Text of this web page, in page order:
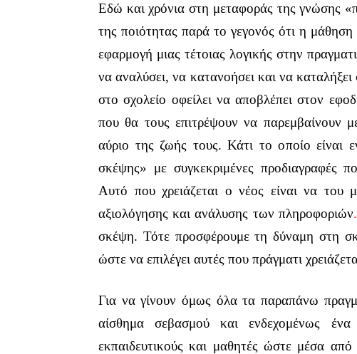
Εδώ και χρόνια στη μεταφοράς της γνώσης
της ποιότητας παρά το γεγονός ότι η
εφαρμογή μιας τέτοιας λογικής στην
να αναλύσει, να κατανοήσει και να
στο σχολείο οφείλει να αποβλέπει στον
που θα τους επιτρέψουν να παρεμβαίνουν
αύριο της ζωής τους. Κάτι το οποίο είναι
σκέψης» με συγκεκριμένες προδιαγραφές
Αυτό που χρειάζεται ο νέος είναι να του
αξιολόγησης και ανάλυσης των πληροφοριών.
σκέψη. Τότε προσφέρουμε τη δύναμη στη
ώστε να επιλέγει αυτές που πράγματι
Για να γίνουν όμως όλα τα παραπάνω
αίσθημα σεβασμού και ενδεχομένως
εκπαιδευτικούς και μαθητές ώστε μέσα από